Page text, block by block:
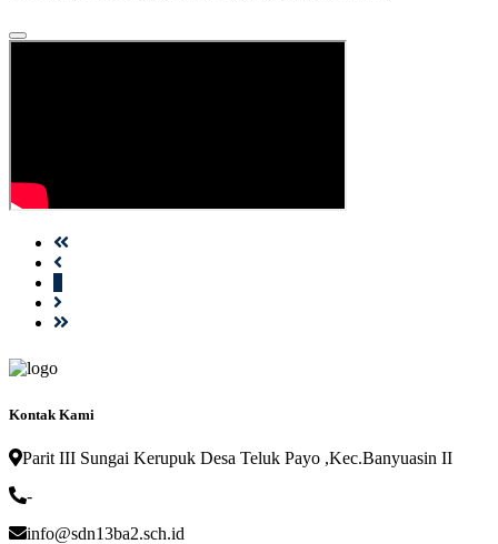
Kontak Kami
Parit III Sungai Kerupuk Desa Teluk Payo ,Kec.Banyuasin II
-
info@sdn13ba2.sch.id